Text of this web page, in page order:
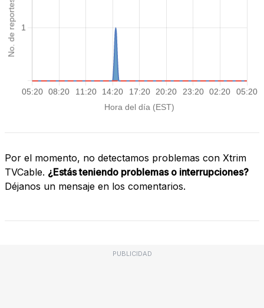
Por el momento, no detectamos problemas con Xtrim
TVCable. ¿Estás teniendo problemas o interrupciones?
Déjanos un mensaje en los comentarios.
PUBLICIDAD